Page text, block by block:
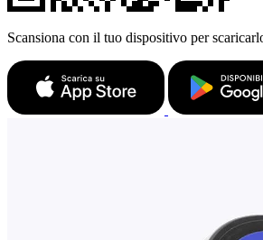
Scansiona con il tuo dispositivo per